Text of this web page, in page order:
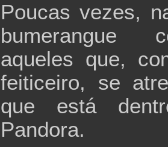
Poucas vezes,
bumerangue
aqueles que,
feiticeiro, se
que está
Pandora.